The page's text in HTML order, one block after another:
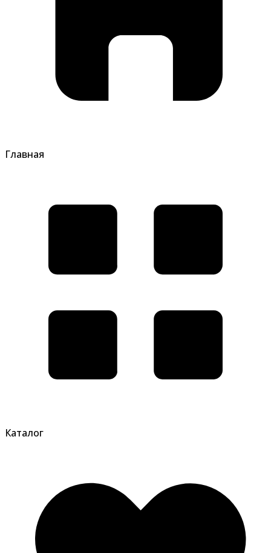
Главная
Каталог